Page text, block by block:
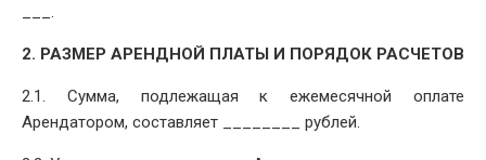
___.
2. РАЗМЕР АРЕНДНОЙ ПЛАТЫ И ПОРЯДОК РАСЧЕТОВ
2.1. Сумма, подлежащая к ежемесячной оплате
Арендатором, составляет ________ рублей.